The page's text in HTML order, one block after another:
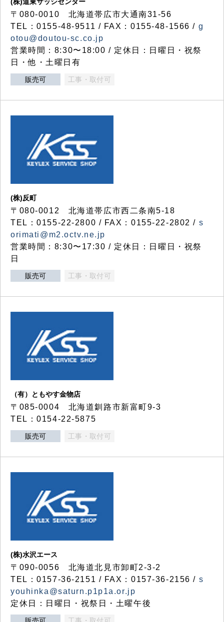
〒080-0010 北海道帯広市大通南31-56
TEL：0155-48-9511 / FAX：0155-48-1566 / g
otou@doutou-sc.co.jp
営業時間：8:30〜18:00 / 定休日：日曜日・祝祭
日・他・土曜日有
販売可 工事・取付可
(株)反町
〒080-0012 北海道帯広市西二条南5-18
TEL：0155-22-2800 / FAX：0155-22-2802 / s
orimati@m2.octv.ne.jp
営業時間：8:30〜17:30 / 定休日：日曜日・祝祭
日
販売可 工事・取付可
（有）ともやす金物店
〒085-0004 北海道釧路市新富町9-3
TEL：0154-22-5875
販売可 工事・取付可
(株)水沢エース
〒090-0056 北海道北見市卸町2-3-2
TEL：0157-36-2151 / FAX：0157-36-2156 / s
youhinka@saturn.p1p1a.or.jp
定休日：日曜日・祝祭日・土曜午後